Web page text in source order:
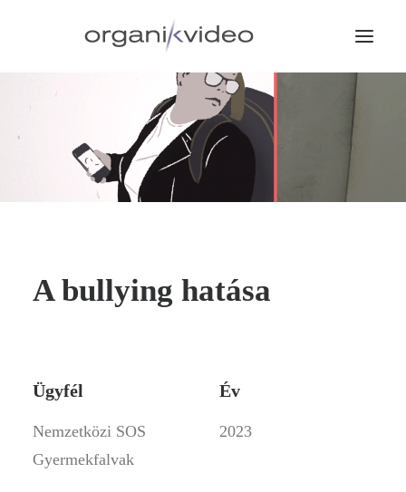
A bullying hatása
Ügyfél
Nemzetközi SOS
Gyermekfalvak
Év
2023